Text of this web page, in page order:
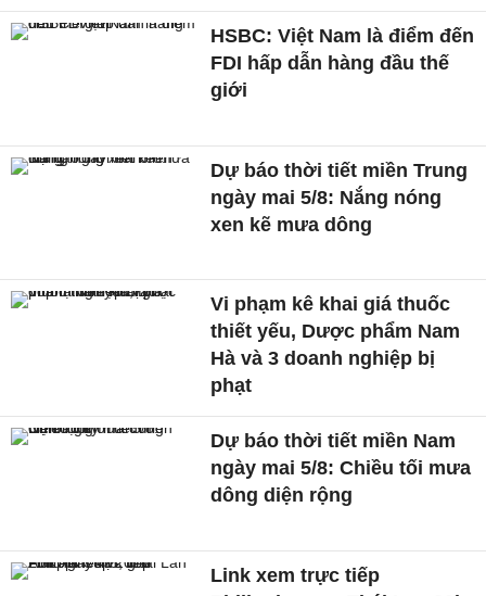
HSBC: Việt Nam là điểm đến
FDI hấp dẫn hàng đầu thế
giới
Dự báo thời tiết miền Trung
ngày mai 5/8: Nắng nóng
xen kẽ mưa dông
Vi phạm kê khai giá thuốc
thiết yếu, Dược phẩm Nam
Hà và 3 doanh nghiệp bị
phạt
Dự báo thời tiết miền Nam
ngày mai 5/8: Chiều tối mưa
dông diện rộng
Link xem trực tiếp